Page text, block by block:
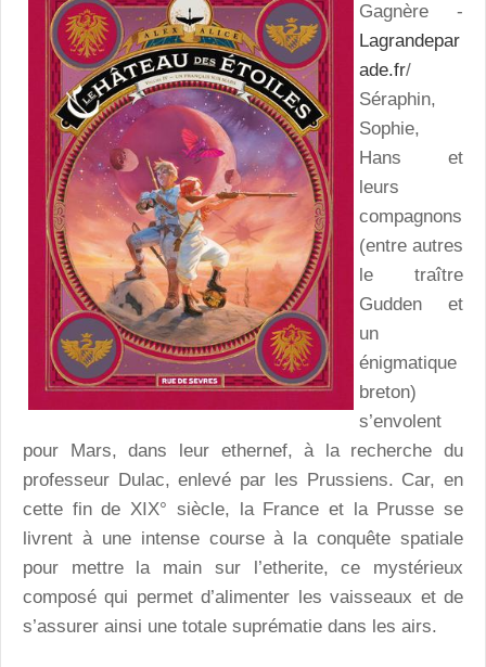
Gagnère -
Lagrandepar
ade.fr/
Séraphin,
Sophie,
Hans et
leurs
compagnons
(entre autres
le traître
Gudden et
un
énigmatique
breton)
s’envolent
pour Mars, dans leur ethernef, à la recherche du
professeur Dulac, enlevé par les Prussiens. Car, en
cette fin de XIX° siècle, la France et la Prusse se
livrent à une intense course à la conquête spatiale
pour mettre la main sur l’etherite, ce mystérieux
composé qui permet d’alimenter les vaisseaux et de
s’assurer ainsi une totale suprématie dans les airs.